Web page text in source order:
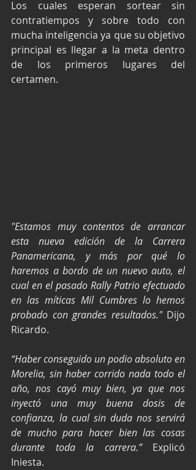
Los cuales esperan sortear sin
contratiempos y sobre todo con
mucha inteligencia ya que su objetivo
principal es llegar a la meta dentro
de los primeros lugares del
certamen.
"Estamos muy contentos de arrancar
esta nueva edición de la Carrera
Panamericana, y más por qué lo
haremos a bordo de un nuevo auto, el
cual en el pasado Rally Patrio efectuado
en las míticas Mil Cumbres lo hemos
probado con grandes resultados." Dijo
Ricardo.
“Haber conseguido un podio absoluto en
Morelia, sin haber corrido nada todo el
año, nos cayó muy bien, ya que nos
inyectó una muy buena dosis de
confianza, la cual sin duda nos servirá
de mucho para hacer bien las cosas
durante toda la carrera.” Explicó
Iniesta.